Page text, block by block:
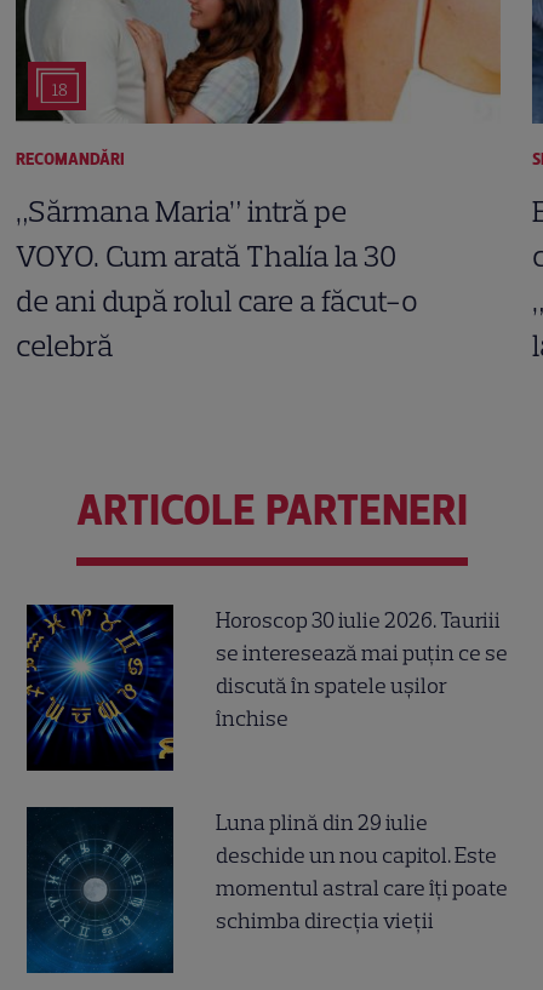
18
RECOMANDĂRI
„Sărmana Maria” intră pe
VOYO. Cum arată Thalía la 30
de ani după rolul care a făcut-o
celebră
ARTICOLE PARTENERI
Horoscop 30 iulie 2026. Tauriii
se interesează mai puțin ce se
discută în spatele ușilor
închise
Luna plină din 29 iulie
deschide un nou capitol. Este
momentul astral care îți poate
schimba direcția vieții